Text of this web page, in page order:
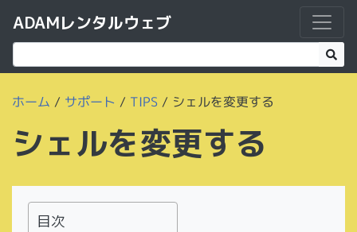
ADAMレンタルウェブ
ホーム / サポート / TIPS / シェルを変更する
シェルを変更する
目次